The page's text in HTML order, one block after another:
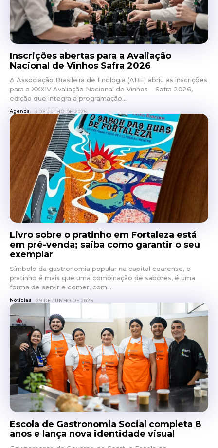
Inscrições abertas para a Avaliação
Nacional de Vinhos Safra 2026
A Associação Brasileira de Enologia (ABE) abriu as inscrições
para a XXXIV Avaliação Nacional de Vinhos – Safra 2026,
edição que integra a programação...
Agenda 3 DE JULHO DE 2026
Livro sobre o pratinho em Fortaleza está
em pré-venda; saiba como garantir o seu
exemplar
Símbolo da gastronomia popular na capital cearense, o
pratinho é mais que uma combinação de sabores, é uma
forma de servir e comer, com...
Notícias 29 DE JUNHO DE 2026
Escola de Gastronomia Social completa 8
anos e lança nova identidade visual